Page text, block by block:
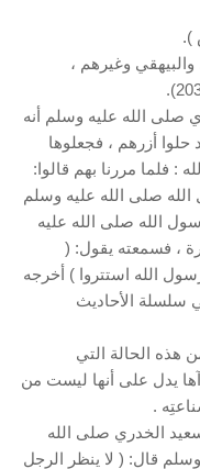
).
وغيرهم ،
صلى الله عليه وسلم أنه
أزرهم ، فجعلوها
: فلما مررنا بهم قالوا:
صلى الله عليه وسلم
الله صلى الله عليه
، فسمعته يقول: (
الله استتروا ) أخرجه
سلسلة الأحاديث
هذه الحالة التي
يدل على أنها ليست من
.
الخدري صلى الله
قال: ( لا ينظر الرجل